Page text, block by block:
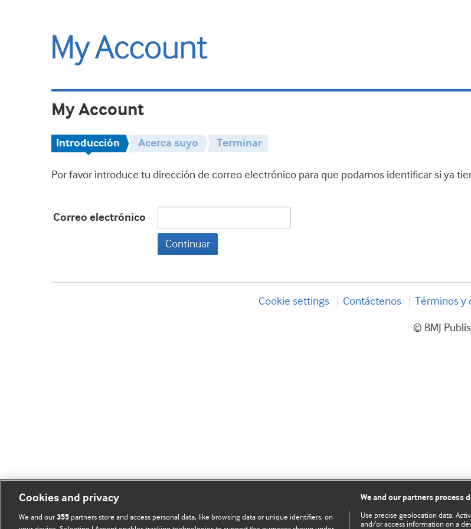
My Account
Introducción Acerca suyo Terminar
Por favor introduce tu dirección de correo electrónico para que podamos identificar si ya
Correo electrónico
Continuar
Cookie settings Contáctenos Términos y
© BMJ
Cookies and privacy
We and our355 partners store and access personal data, like browsing data or unique identifiers, on
We and our partners process
Use precise geolocation data.
and/or access information on a